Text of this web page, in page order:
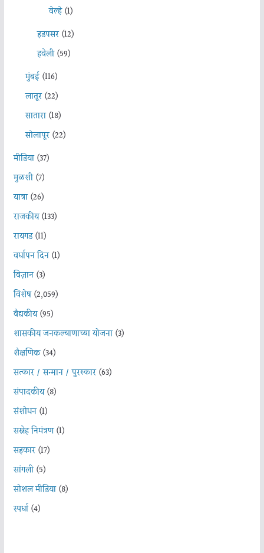
वेल्हे(1)
हडपसर(12)
हवेली(59)
मुंबई(116)
लातूर(22)
सातारा(18)
सोलापूर(22)
मीडिया(37)
मुळशी(7)
यात्रा(26)
राजकीय(133)
रायगड(11)
वर्धापन दिन(1)
विज्ञान(3)
विशेष(2,059)
वैद्यकीय(95)
शासकीय जनकल्याणाच्या योजना(3)
शैक्षणिक(34)
सत्कार / सन्मान / पुरस्कार(63)
संपादकीय(8)
संशोधन(1)
सस्नेह निमंत्रण(1)
सहकार(17)
सांगली(5)
सोशल मीडिया(8)
स्पर्धा(4)